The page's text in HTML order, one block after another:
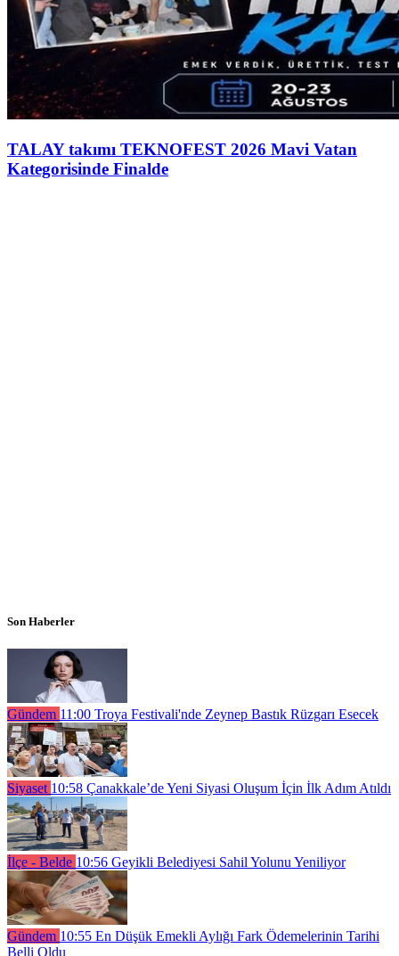
TALAY takımı TEKNOFEST 2026 Mavi Vatan
Kategorisinde Finalde
Son Haberler
Gündem 11:00 Troya Festivali'nde Zeynep Bastık Rüzgarı Esecek
Siyaset 10:58 Çanakkale’de Yeni Siyasi Oluşum İçin İlk Adım Atıldı
İlçe - Belde 10:56 Geyikli Belediyesi Sahil Yolunu Yeniliyor
Gündem 10:55 En Düşük Emekli Aylığı Fark Ödemelerinin Tarihi
Belli Oldu